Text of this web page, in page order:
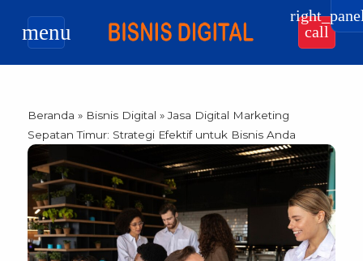
menu call
Beranda » Bisnis Digital »Jasa Digital Marketing
Sepatan Timur: Strategi Efektif untuk Bisnis Anda